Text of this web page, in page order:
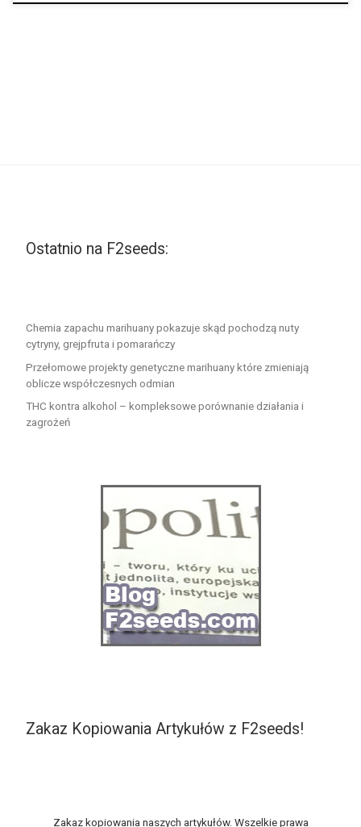
Ostatnio na F2seeds:
Chemia zapachu marihuany pokazuje skąd pochodzą nuty
cytryny, grejpfruta i pomarańczy
Przełomowe projekty genetyczne marihuany które zmieniają
oblicze współczesnych odmian
THC kontra alkohol – kompleksowe porównanie działania i
zagrożeń
Zakaz Kopiowania Artykułów z F2seeds!
Zakaz kopiowania naszych artykułów. Wszelkie prawa